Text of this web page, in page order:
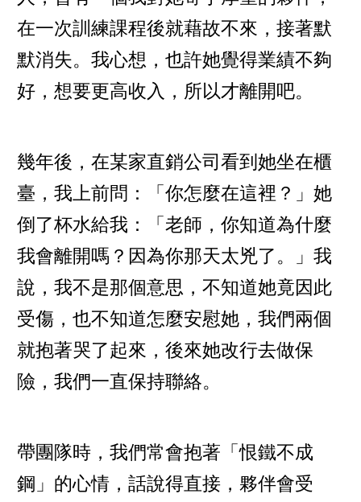
在一次訓練課程後就藉故不來，接著默
默消失。我心想，也許她覺得業績不夠
好，想要更高收入，所以才離開吧。
幾年後，在某家直銷公司看到她坐在櫃
臺，我上前問：「你怎麼在這裡？」她
倒了杯水給我：「老師，你知道為什麼
我會離開嗎？因為你那天太兇了。」我
說，我不是那個意思，不知道她竟因此
受傷，也不知道怎麼安慰她，我們兩個
就抱著哭了起來，後來她改行去做保
險，我們一直保持聯絡。
帶團隊時，我們常會抱著「恨鐵不成
鋼」的心情，話說得直接，夥伴會受